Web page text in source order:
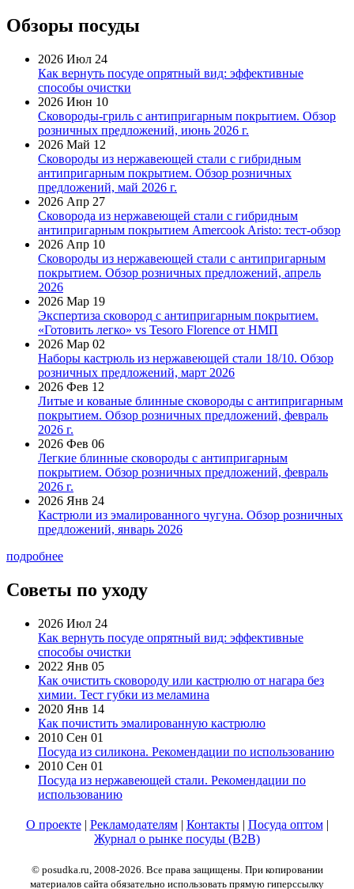
Обзоры посуды
2026 Июл 24
Как вернуть посуде опрятный вид: эффективные
способы очистки
2026 Июн 10
Сковороды-гриль с антипригарным покрытием. Обзор
розничных предложений, июнь 2026 г.
2026 Май 12
Сковороды из нержавеющей стали с гибридным
антипригарным покрытием. Обзор розничных
предложений, май 2026 г.
2026 Апр 27
Сковорода из нержавеющей стали с гибридным
антипригарным покрытием Amercook Aristo: тест-обзор
2026 Апр 10
Сковороды из нержавеющей стали с антипригарным
покрытием. Обзор розничных предложений, апрель
2026
2026 Мар 19
Экспертиза сковород с антипригарным покрытием.
«Готовить легко» vs Tesoro Florence от НМП
2026 Мар 02
Наборы кастрюль из нержавеющей стали 18/10. Обзор
розничных предложений, март 2026
2026 Фев 12
Литые и кованые блинные сковороды с антипригарным
покрытием. Обзор розничных предложений, февраль
2026 г.
2026 Фев 06
Легкие блинные сковороды с антипригарным
покрытием. Обзор розничных предложений, февраль
2026 г.
2026 Янв 24
Кастрюли из эмалированного чугуна. Обзор розничных
предложений, январь 2026
подробнее
Советы по уходу
2026 Июл 24
Как вернуть посуде опрятный вид: эффективные
способы очистки
2022 Янв 05
Как очистить сковороду или кастрюлю от нагара без
химии. Тест губки из меламина
2020 Янв 14
Как почистить эмалированную кастрюлю
2010 Сен 01
Посуда из силикона. Рекомендации по использованию
2010 Сен 01
Посуда из нержавеющей стали. Рекомендации по
использованию
О проекте| Рекламодателям| Контакты| Посуда оптом|
Журнал о рынке посуды (B2B)
© posudka.ru, 2008-2026. Все права защищены. При копировании
материалов сайта обязательно использовать прямую гиперссылку